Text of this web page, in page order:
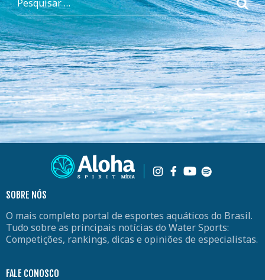
SOBRE NÓS
O mais completo portal de esportes aquáticos do Brasil.
Tudo sobre as principais notícias do Water Sports:
Competições, rankings, dicas e opiniões de especialistas.
FALE CONOSCO